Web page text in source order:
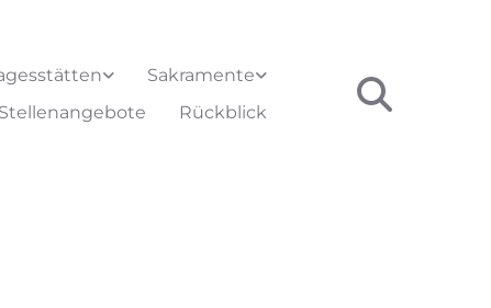
Sakramente
Stellenangebote Rückblick